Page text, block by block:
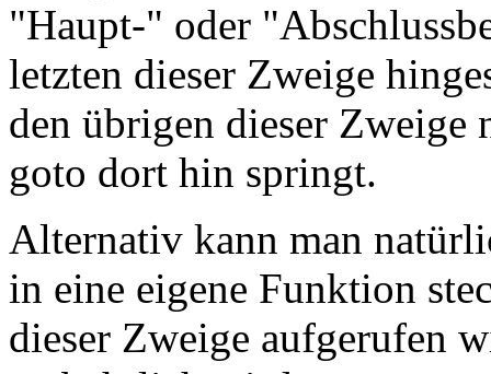
"Haupt-" oder
letzten dieser Zweige
den übrigen dieser
goto dort hin springt.
Alternativ kann man
in eine eigene Funktion
dieser Zweige aufgerufen